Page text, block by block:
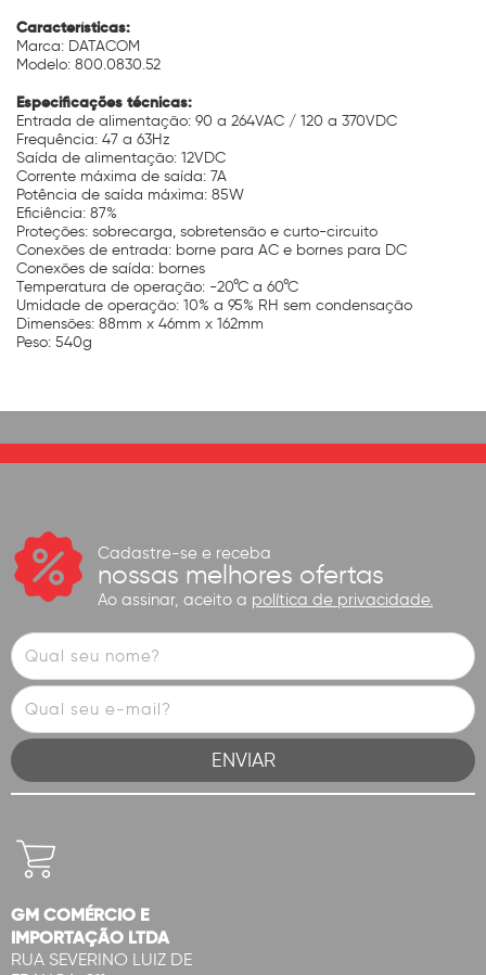
Características:
Marca: DATACOM
Modelo: 800.0830.52
Especificações técnicas:
Entrada de alimentação: 90 a 264VAC / 120 a 370VDC
Frequência: 47 a 63Hz
Saída de alimentação: 12VDC
Corrente máxima de saída: 7A
Potência de saída máxima: 85W
Eficiência: 87%
Proteções: sobrecarga, sobretensão e curto-circuito
Conexões de entrada: borne para AC e bornes para DC
Conexões de saída: bornes
Temperatura de operação: -20°C a 60°C
Umidade de operação: 10% a 95% RH sem condensação
Dimensões: 88mm x 46mm x 162mm
Peso: 540g
Cadastre-se e receba
nossas melhores ofertas
Ao assinar, aceito a política de privacidade.
GM COMÉRCIO E
IMPORTAÇÃO LTDA
RUA SEVERINO LUIZ DE